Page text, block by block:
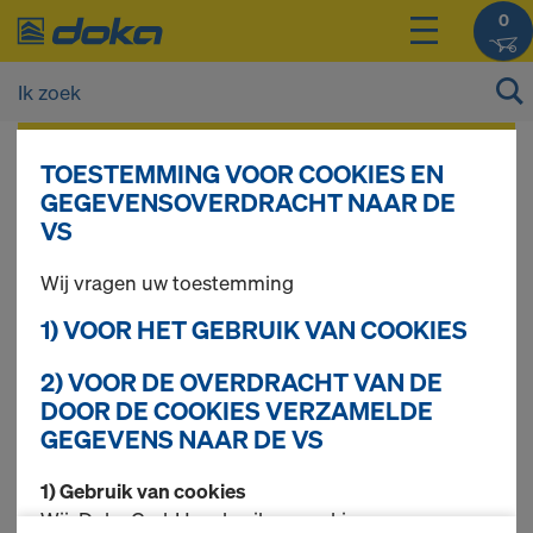
0
inloggenbekijken.
Transportmateriaal
15 producten gevonden
Meest gezocht
Doka stapelrek
TOESTEMMING VOOR COOKIES EN
GEGEVENSOVERDRACHT NAAR DE
VS
Wij vragen uw toestemming
1) VOOR HET GEBRUIK VAN COOKIES
2) VOOR DE OVERDRACHT VAN DE
DOOR DE COOKIES VERZAMELDE
GEGEVENS NAAR DE VS
1) Gebruik van cookies
Wij, Doka GmbH, gebruiken cookies en